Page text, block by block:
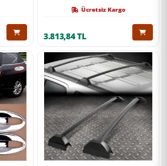
Ücretsiz Kargo
3.813,84 TL